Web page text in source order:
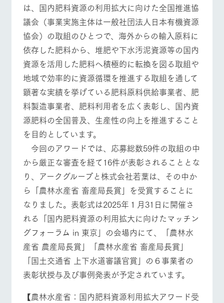
よくあるご質問
団体のお客様へ
ペットをお連れの
お客様へ お問い合わせ
は、国内肥料資源の利用拡大に向けた全国推進協
議会（事業実施主体は一般社団法人日本有機資源
協会）の取組のひとつで、海外からの輸入原料に
依存した肥料から、堆肥や下水汚泥資源等の国内
資源を活用した肥料へ積極的に転換を図る取組や
地域で効率的に資源循環を推進する取組を通して
顕著な実績を挙げている肥料原料供給事業者、肥
料製造事業者、肥料利用者を広く表彰し、国内資
源肥料の全国普及、生産性の向上を推進すること
を目的としています。
今回のアワードでは、応募総数59件の取組の中
から厳正な審査を経て16件が表彰されることとな
り、アークグループと株式会社若葉は、その中か
ら「農林水産省 畜産局長賞」を受賞することに
なりました。表彰式は2025年１月31日に開催さ
れる「国内肥料資源の利用拡大に向けたマッチン
グフォーラム in 東京」の会場内にて、「農林水
産省 農産局長賞」「農林水産省 畜産局長賞」
「国土交通省 上下水道審議官賞」の６事業者の
表彰状授与及び事例発表が予定されています。
【農林水産省：国内肥料資源利用拡大アワード受